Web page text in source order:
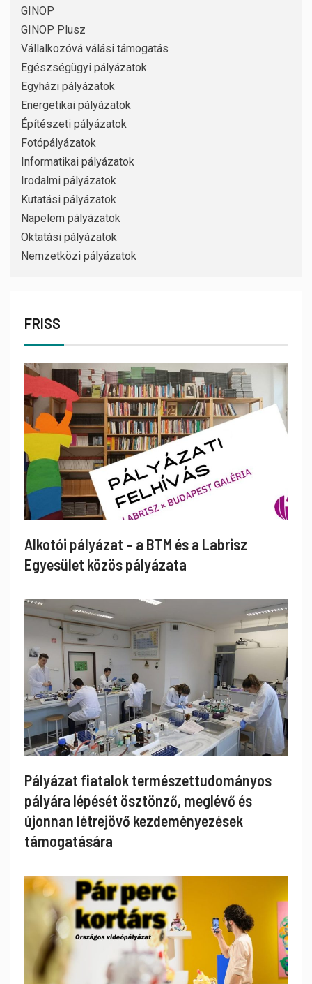
GINOP
GINOP Plusz
Vállalkozóvá válási támogatás
Egészségügyi pályázatok
Egyházi pályázatok
Energetikai pályázatok
Építészeti pályázatok
Fotópályázatok
Informatikai pályázatok
Irodalmi pályázatok
Kutatási pályázatok
Napelem pályázatok
Oktatási pályázatok
Nemzetközi pályázatok
FRISS
Alkotói pályázat – a BTM és a Labrisz
Egyesület közös pályázata
Pályázat fiatalok természettudományos
pályára lépését ösztönző, meglévő és
újonnan létrejövő kezdeményezések
támogatására